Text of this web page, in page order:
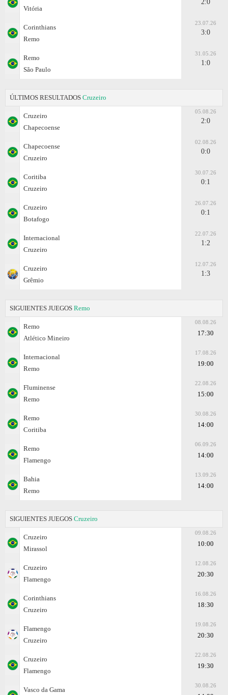
Vitória
2:0
Corinthians
Remo
23.07.26
3:0
Remo
São Paulo
31.05.26
1:0
ÚLTIMOS RESULTADOS Cruzeiro
Cruzeiro
Chapecoense
05.08.26
2:0
Chapecoense
Cruzeiro
02.08.26
0:0
Coritiba
Cruzeiro
30.07.26
0:1
Cruzeiro
Botafogo
26.07.26
0:1
Internacional
Cruzeiro
22.07.26
1:2
Cruzeiro
Grêmio
12.07.26
1:3
SIGUIENTES JUEGOS Remo
Remo
Atlético Mineiro
08.08.26
17:30
Internacional
Remo
17.08.26
19:00
Fluminense
Remo
22.08.26
15:00
Remo
Coritiba
30.08.26
14:00
Remo
Flamengo
06.09.26
14:00
Bahia
Remo
13.09.26
14:00
SIGUIENTES JUEGOS Cruzeiro
Cruzeiro
Mirassol
09.08.26
10:00
Cruzeiro
Flamengo
12.08.26
20:30
Corinthians
Cruzeiro
16.08.26
18:30
Flamengo
Cruzeiro
19.08.26
20:30
Cruzeiro
Flamengo
22.08.26
19:30
Vasco da Gama
30.08.26